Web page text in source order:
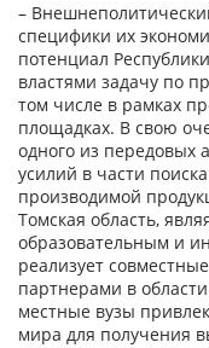
–
специфики их
потенциал
властями задачу по
том числе в рамках
площадках. В свою
одного из передовых
усилий в части
производимой
Томская область,
образовательным и
реализует
партнерами в
местные вузы
мира для получения